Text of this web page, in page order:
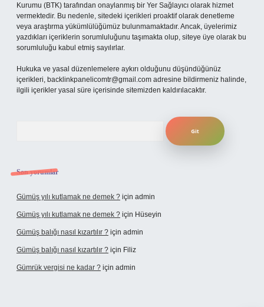
Kurumu (BTK) tarafından onaylanmış bir Yer Sağlayıcı olarak hizmet
vermektedir. Bu nedenle, sitedeki içerikleri proaktif olarak denetleme
veya araştırma yükümlülüğümüz bulunmamaktadır. Ancak, üyelerimiz
yazdıkları içeriklerin sorumluluğunu taşımakta olup, siteye üye olarak bu
sorumluluğu kabul etmiş sayılırlar.
Hukuka ve yasal düzenlemelere aykırı olduğunu düşündüğünüz
içerikleri, backlinkpanelicomtr@gmail.com adresine bildirmeniz halinde,
ilgili içerikler yasal süre içerisinde sitemizden kaldırılacaktır.
Son yorumlar
Gümüş yılı kutlamak ne demek ? için admin
Gümüş yılı kutlamak ne demek ? için Hüseyin
Gümüş balığı nasıl kızartılır ? için admin
Gümüş balığı nasıl kızartılır ? için Filiz
Gümrük vergisi ne kadar ? için admin